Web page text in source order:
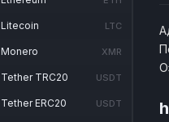
Litecoin LTC
Monero XMR
Tether TRC20 USDT
Tether ERC20 USDT